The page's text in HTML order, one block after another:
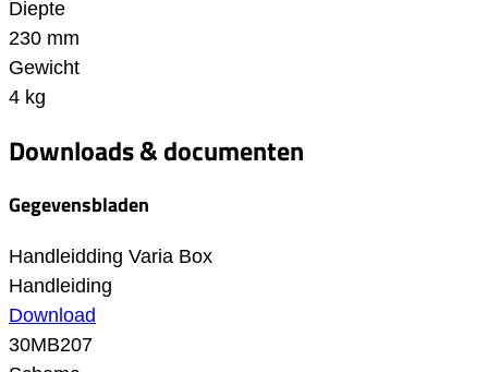
Diepte
230 mm
Gewicht
4 kg
Downloads & documenten
Gegevensbladen
Handleidding Varia Box
Handleiding
Download
30MB207